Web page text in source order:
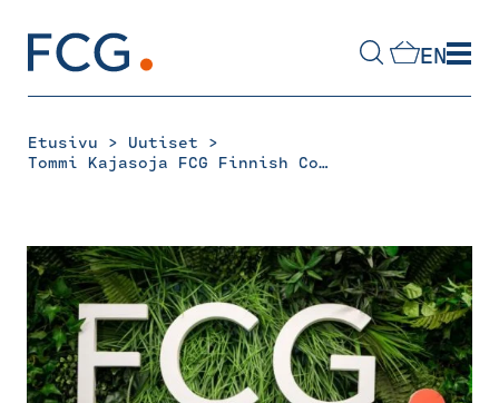
content
EN
Etusivu > Uutiset >
Tommi Kajasoja FCG Finnish Consulting Groupin toimitusjohtajaksi